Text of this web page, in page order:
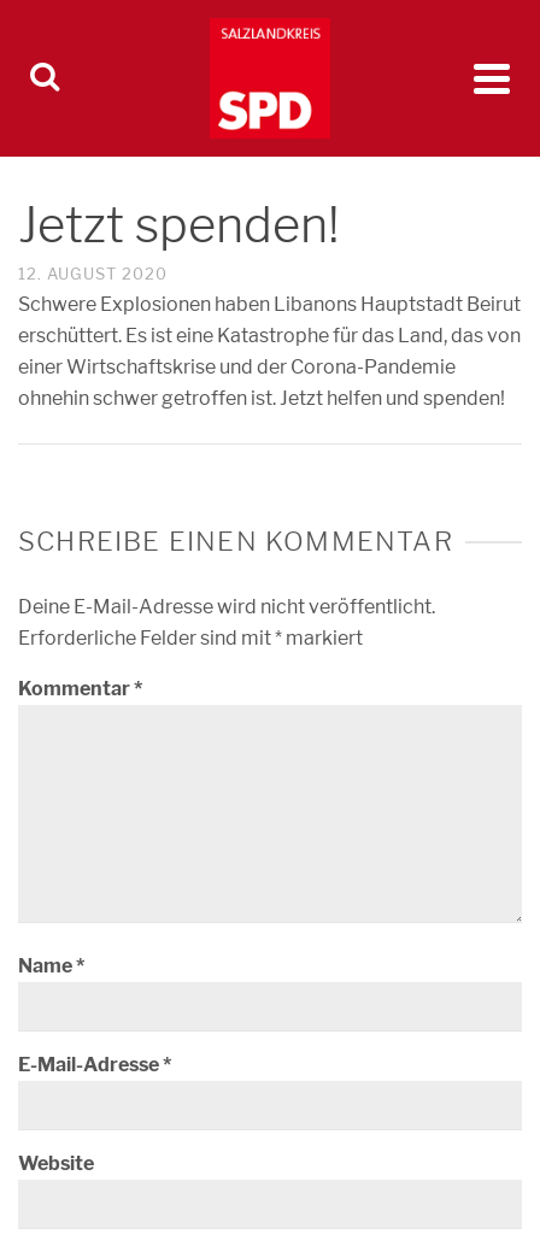
Jetzt spenden!
12. AUGUST 2020
Schwere Explosionen haben Libanons Hauptstadt Beirut
erschüttert. Es ist eine Katastrophe für das Land, das von
einer Wirtschaftskrise und der Corona-Pandemie
ohnehin schwer getroffen ist. Jetzt helfen und spenden!
SCHREIBE EINEN KOMMENTAR
Deine E-Mail-Adresse wird nicht veröffentlicht.
Erforderliche Felder sind mit* markiert
Kommentar*
Name*
E-Mail-Adresse*
Website